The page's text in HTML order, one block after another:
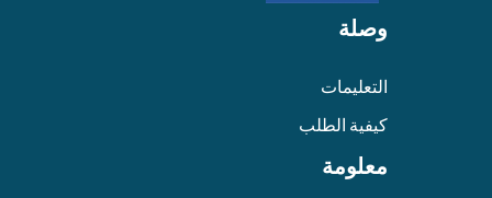
وصلة
التعليمات
كيفية الطلب
معلومة